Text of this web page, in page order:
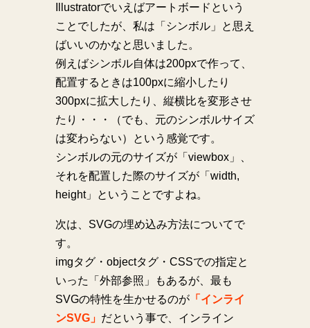
Illustratorでいえばアートボードという
ことでしたが、私は「シンボル」と思え
ばいいのかなと思いました。
例えばシンボル自体は200pxで作って、
配置するときは100pxに縮小したり
300pxに拡大したり、縦横比を変形させ
たり・・・（でも、元のシンボルサイズ
は変わらない）という感覚です。
シンボルの元のサイズが「viewbox」、
それを配置した際のサイズが「width,
height」ということですよね。
次は、SVGの埋め込み方法についてで
す。
imgタグ・objectタグ・CSSでの指定と
いった「外部参照」もあるが、最も
SVGの特性を生かせるのが「インライ
ンSVG」 だという事で、インライン